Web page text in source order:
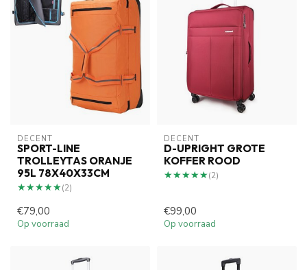
DECENT
SPORT-LINE
TROLLEYTAS ORANJE
95L 78X40X33CM
★★★★★
★★★★★(2)
€79,00
Op voorraad
DECENT
D-UPRIGHT GROTE
KOFFER ROOD
★★★★★
★★★★★(2)
€99,00
Op voorraad